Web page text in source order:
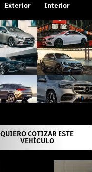
Exterior Interior
QUIERO COTIZAR ESTE
VEHÍCULO